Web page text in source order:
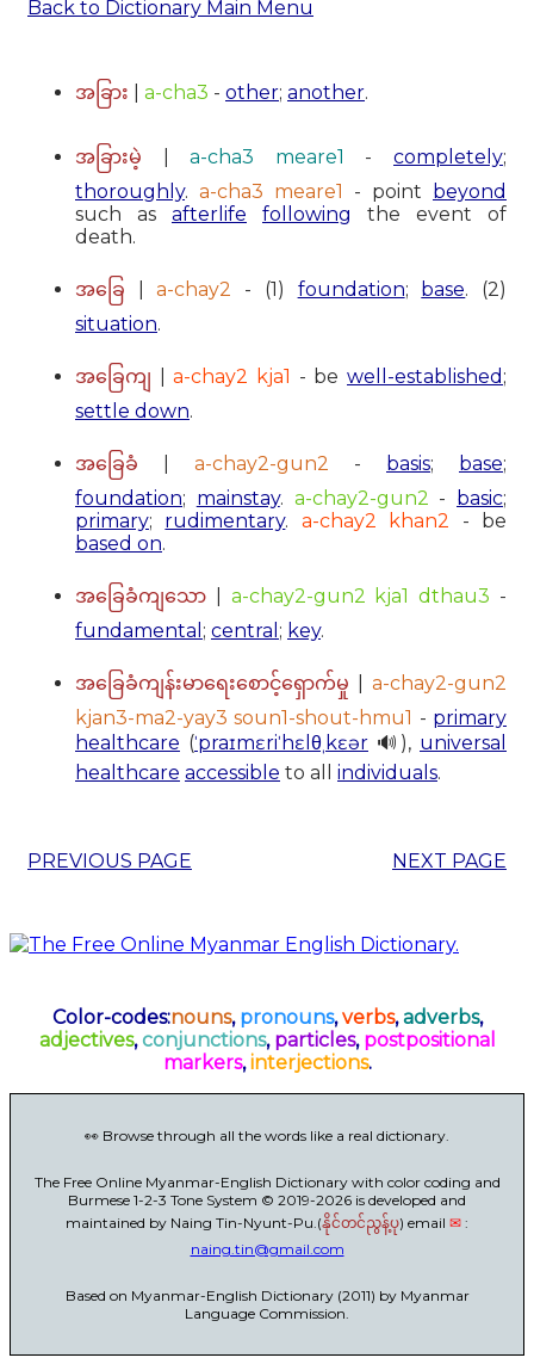
Back to Dictionary Main Menu
အခြား a-cha3 - other; another.
အခြားမဲ့ |a-cha3 meare1 -completely;
thoroughly. a-cha3 meare1 - point beyond
such as afterlife following
the event of
death.
အခြေ |a-chay2 - (1) foundation; base. (2)
situation.
အခြေကျ |a-chay2 kja1 - bewell-established ;
settle down.
အခြေခံ a-chay2-gun2 - basis; base;
foundation; mainstay. a-chay2-gun2 - basic;
primary; rudimentary. a-chay2 khan2
- be
based on.
အခြေခံကျသော a-chay2-gun2 kja1 dthau3 -
fundamental ; central ; key.
အခြေခံကျန်းမာရေးစောင့်ရှောက်မှု
a-chay2-gun2
kjan3-ma2-yay3 soun1-shout-hmu1 - primary
healthcare (ˈpraɪmɛriˈhɛlθˌkɛər 🔊), universal
healthcare accessible to all individuals.
PREVIOUS PAGE NEXT PAGE
Color-codes:nouns, pronouns,verbs,adverbs,
adjectives,conjunctions, particles, postpositional
markers,interjections.
👀 Browse through all the words like a real dictionary.
The Free Online Myanmar-English Dictionary with color coding and
Burmese 1-2-3 Tone System © 2019-2026 is developed and
maintained by Naing Tin-Nyunt-Pu.(နိုင်တင်ညွန့်ပု) email ✉ :
naing.tin@gmail.com
Based on Myanmar-English Dictionary (2011) by Myanmar
Language Commission.